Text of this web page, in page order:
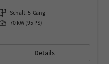
Getriebe Schalt. 5-Gang
Leistung 70 kW (95 PS)
Details